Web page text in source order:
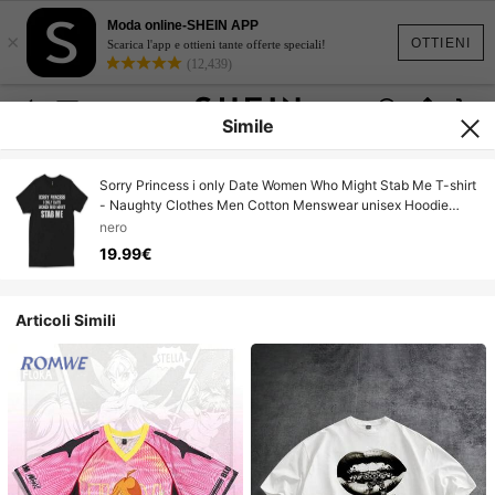
OTTIENI
×
Moda online-SHEIN APP
Scarica l'app e ottieni tante offerte speciali!
(12,439)
Simile
Sorry Princess i only Date Women Who Might Stab Me T-shirt
- Naughty Clothes Men Cotton Menswear unisex Hoodie
Sweatshirt underwear Tshirt
nero
19.99€
Articoli Simili